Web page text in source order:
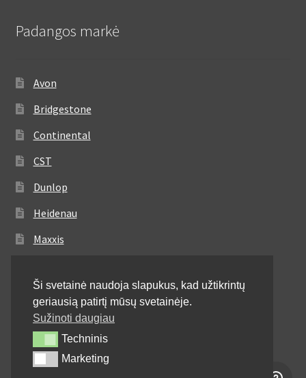
Padangos markė
Avon
Bridgestone
Continental
CST
Dunlop
Heidenau
Maxxis
Michelin
Mitas
Pirelli
Shinko
Ši svetainė naudoja slapukus, kad užtikrintų
geriausią patirtį mūsų svetainėje.
Sužinoti daugiau
TechninisTechninis
MarketingMarketing